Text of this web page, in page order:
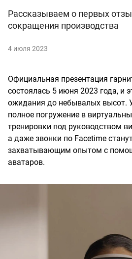
Рассказываем о первых
сокращения производства
4 июля 2023
Официальная презентация
состоялась 5 июня 2023 года, и
ожидания до небывалых высот.
полное погружение в
тренировки под руководством
а даже звонки по Facetime
захватывающим опытом с
аватаров.